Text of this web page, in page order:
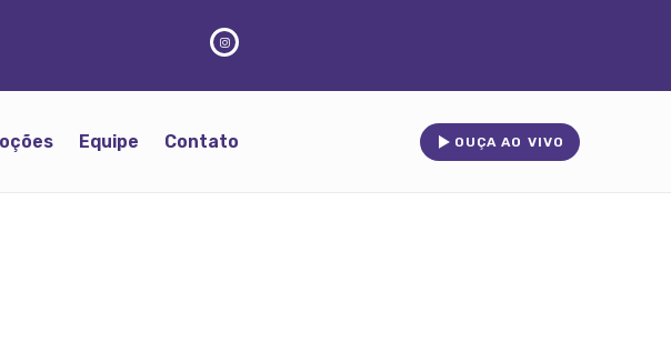
Equipe Contato OUÇA AO VIVO